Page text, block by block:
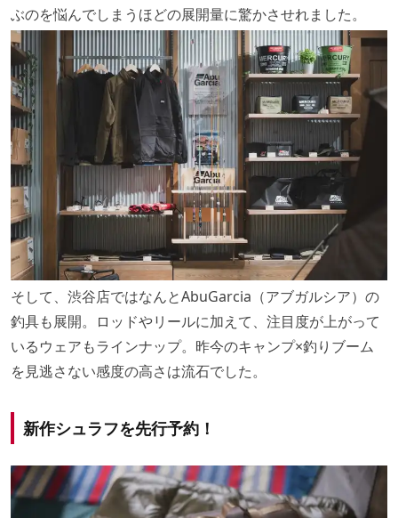
ぶのを悩んでしまうほどの展開量に驚かさせれました。
そして、渋谷店ではなんとAbuGarcia（アブガルシア）の
釣具も展開。ロッドやリールに加えて、注目度が上がって
いるウェアもラインナップ。昨今のキャンプ×釣りブーム
を見逃さない感度の高さは流石でした。
新作シュラフを先行予約！